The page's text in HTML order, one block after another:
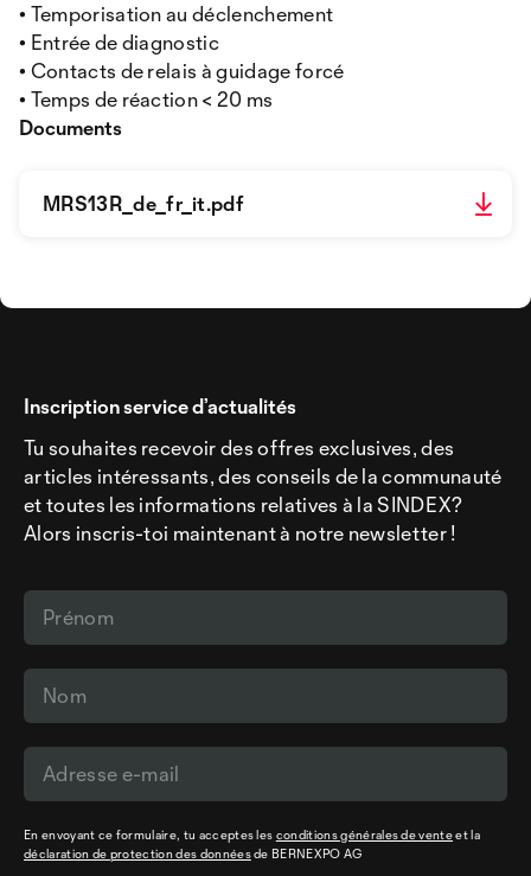
• Temporisation au déclenchement
• Entrée de diagnostic
• Contacts de relais à guidage forcé
• Temps de réaction < 20 ms
Documents
MRS13R_de_fr_it.pdf
Inscription service d’actualités
Tu souhaites recevoir des offres exclusives, des
articles intéressants, des conseils de la communauté
et toutes les informations relatives à la SINDEX?
Alors inscris-toi maintenant à notre newsletter !
En envoyant ce formulaire, tu acceptes les conditions générales de venteet la
déclaration de protection des donnéesde BERNEXPO AG